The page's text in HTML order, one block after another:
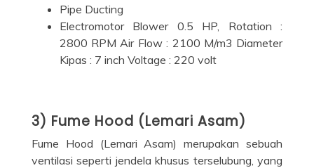
Pipe Ducting
Electromotor Blower 0.5 HP, Rotation :
2800 RPM Air Flow : 2100 M/m3 Diameter
Kipas : 7 inch Voltage : 220 volt
3) Fume Hood (Lemari Asam)
Fume Hood (Lemari Asam) merupakan sebuah
ventilasi seperti jendela khusus terselubung, yang